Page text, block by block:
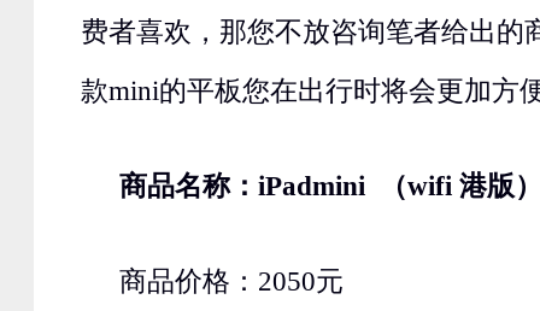
费者喜欢，那您不放咨询笔者给出的
款mini的平板您在出行时将会更加方
商品名称：iPadmini （wifi 港版
商品价格：2050元